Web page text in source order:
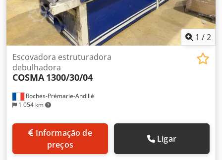
1 /2
Roches-Prémarie-Andillé
1 054 km
Escovadora estruturadora
debulhadora
COSMA 1300/30/04
preços
Ligar